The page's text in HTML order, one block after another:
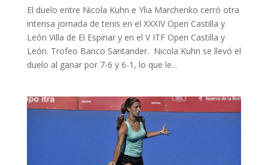
El duelo entre Nicola Kuhn e Ylia Marchenko cerró otra
intensa jornada de tenis en el XXXIV Open Castilla y
León Villa de El Espinar y en el V ITF Open Castilla y
León. Trofeo Banco Santander. Nicola Kuhn se llevó el
duelo al ganar por 7-6 y 6-1, lo que le...